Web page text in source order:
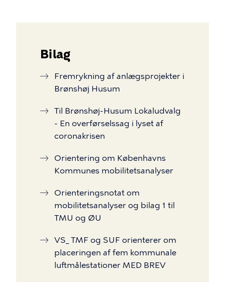
Bilag
Fremrykning af anlægsprojekter i
Brønshøj Husum
Til Brønshøj-Husum Lokaludvalg
- En overførselssag i lyset af
coronakrisen
Orientering om Københavns
Kommunes mobilitetsanalyser
Orienteringsnotat om
mobilitetsanalyser og bilag 1 til
TMU og ØU
VS_ TMF og SUF orienterer om
placeringen af fem kommunale
luftmålestationer MED BREV